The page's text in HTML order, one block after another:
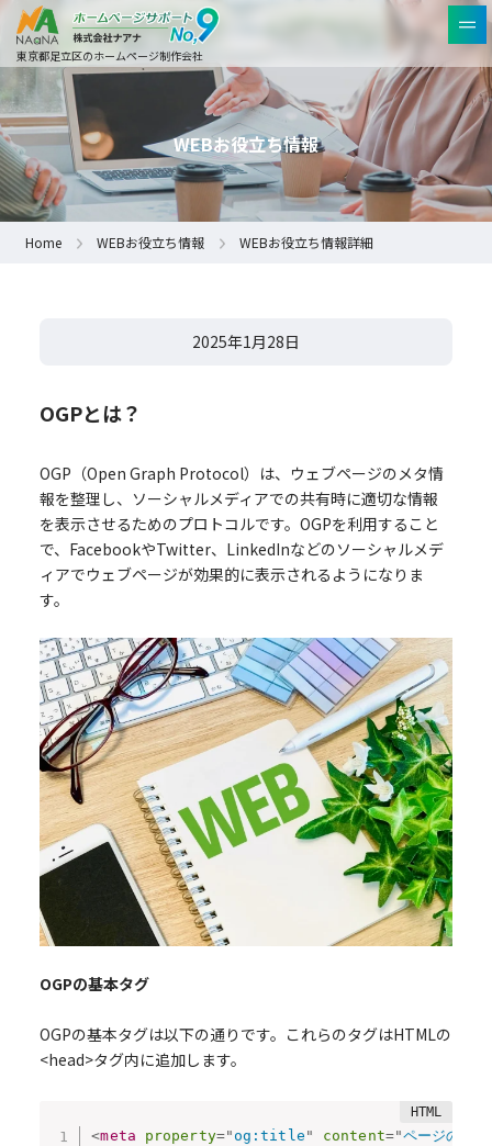
東京都足立区のホームページ制作会社
WEBお役立ち情報
Home WEBお役立ち情報 WEBお役立ち情報詳細
2025年1月28日
OGPとは？
OGP（Open Graph Protocol）は、ウェブページのメタ情
報を整理し、ソーシャルメディアでの共有時に適切な情報
を表示させるためのプロトコルです。OGPを利用すること
で、FacebookやTwitter、LinkedInなどのソーシャルメデ
ィアでウェブページが効果的に表示されるようになりま
す。
OGPの基本タグ
OGPの基本タグは以下の通りです。これらのタグはHTMLの
<head>タグ内に追加します。
<meta property="og:title " content="ページのタ